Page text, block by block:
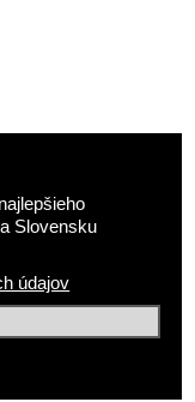
Slovensku
údajov